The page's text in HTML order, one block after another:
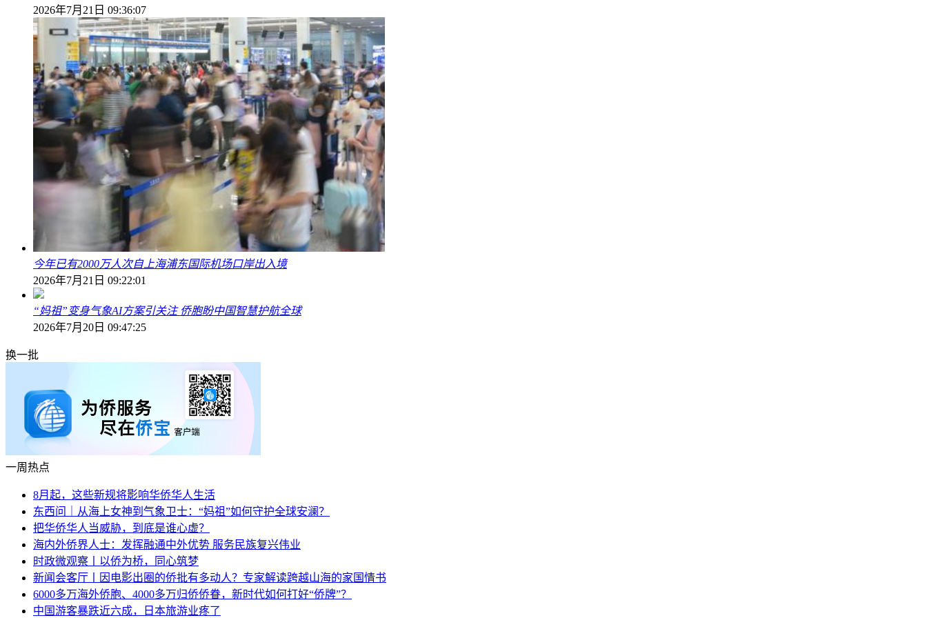
2026年7月21日 09:36:07
今年已有2000万人次自上海浦东国际机场口岸出入境
2026年7月21日 09:22:01
“妈祖”变身气象AI方案引关注 侨胞盼中国智慧护航全球
2026年7月20日 09:47:25
换一批
一周热点
8月起，这些新规将影响华侨华人生活
东西问｜从海上女神到气象卫士：“妈祖”如何守护全球安澜？
把华侨华人当威胁，到底是谁心虚？
海内外侨界人士：发挥融通中外优势 服务民族复兴伟业
时政微观察丨以侨为桥，同心筑梦
新闻会客厅丨因电影出圈的侨批有多动人？专家解读跨越山海的家国情书
6000多万海外侨胞、4000多万归侨侨眷，新时代如何打好“侨牌”？
中国游客暴跌近六成，日本旅游业疼了